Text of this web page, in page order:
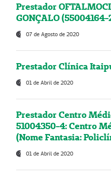
Prestador
GONÇALO (55004164-
07 de Agosto de 2020
Prestador Clínica
01 de Abril de 2020
Prestador Centro
51004350-4: Centro
(Nome Fantasia:
01 de Abril de 2020